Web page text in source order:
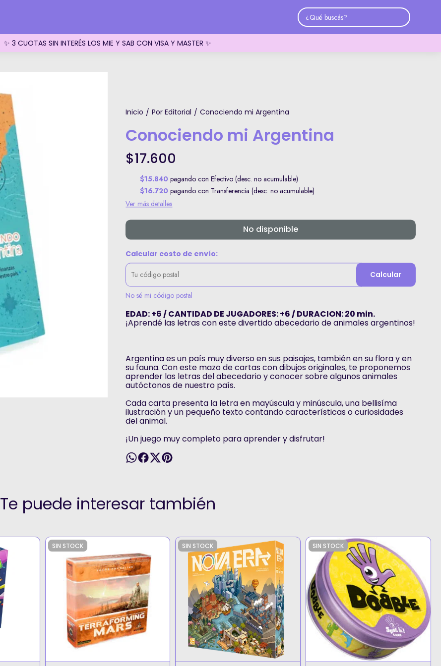
✨ 3 CUOTAS SIN INTERÉS LOS MIE Y SAB CON VISA Y MASTER ✨
Inicio / Por Editorial / Conociendo mi Argentina
Conociendo mi Argentina
$17.600
$15.840 pagando con Efectivo (desc. no acumulable)
$16.720 pagando con Transferencia (desc. no acumulable)
Ver más detalles
No disponible
Calcular costo de envío:
Calcular
No sé mi código postal
EDAD: +6 / CANTIDAD DE JUGADORES: +6 / DURACION: 20 min.
¡Aprendé las letras con este divertido abecedario de animales argentinos!
Argentina es un país muy diverso en sus paisajes, también en su flora y en
su fauna. Con este mazo de cartas con dibujos originales, te proponemos
aprender las letras del abecedario y conocer sobre algunos animales
autóctonos de nuestro país.
Cada carta presenta la letra en mayúscula y minúscula, una bellisíma
ilustración y un pequeño texto contando características o curiosidades
del animal.
¡Un juego muy completo para aprender y disfrutar!
Te puede interesar también
SIN STOCK SIN STOCK SIN STOCK